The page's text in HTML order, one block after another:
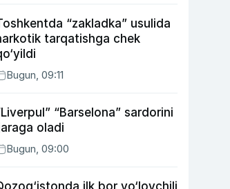
“zakladka” usulida
tarqatishga chek
Bugun, 09:11
“Barselona” sardorini
oladi
Bugun, 09:00
ilk bor yo‘lovchili